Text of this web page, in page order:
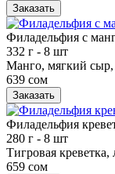
Заказать
Филадельфия с
332 г - 8 шт
Манго, мягкий сыр,
639 сом
Заказать
Филадельфия
280 г - 8 шт
Тигровая
659 сом